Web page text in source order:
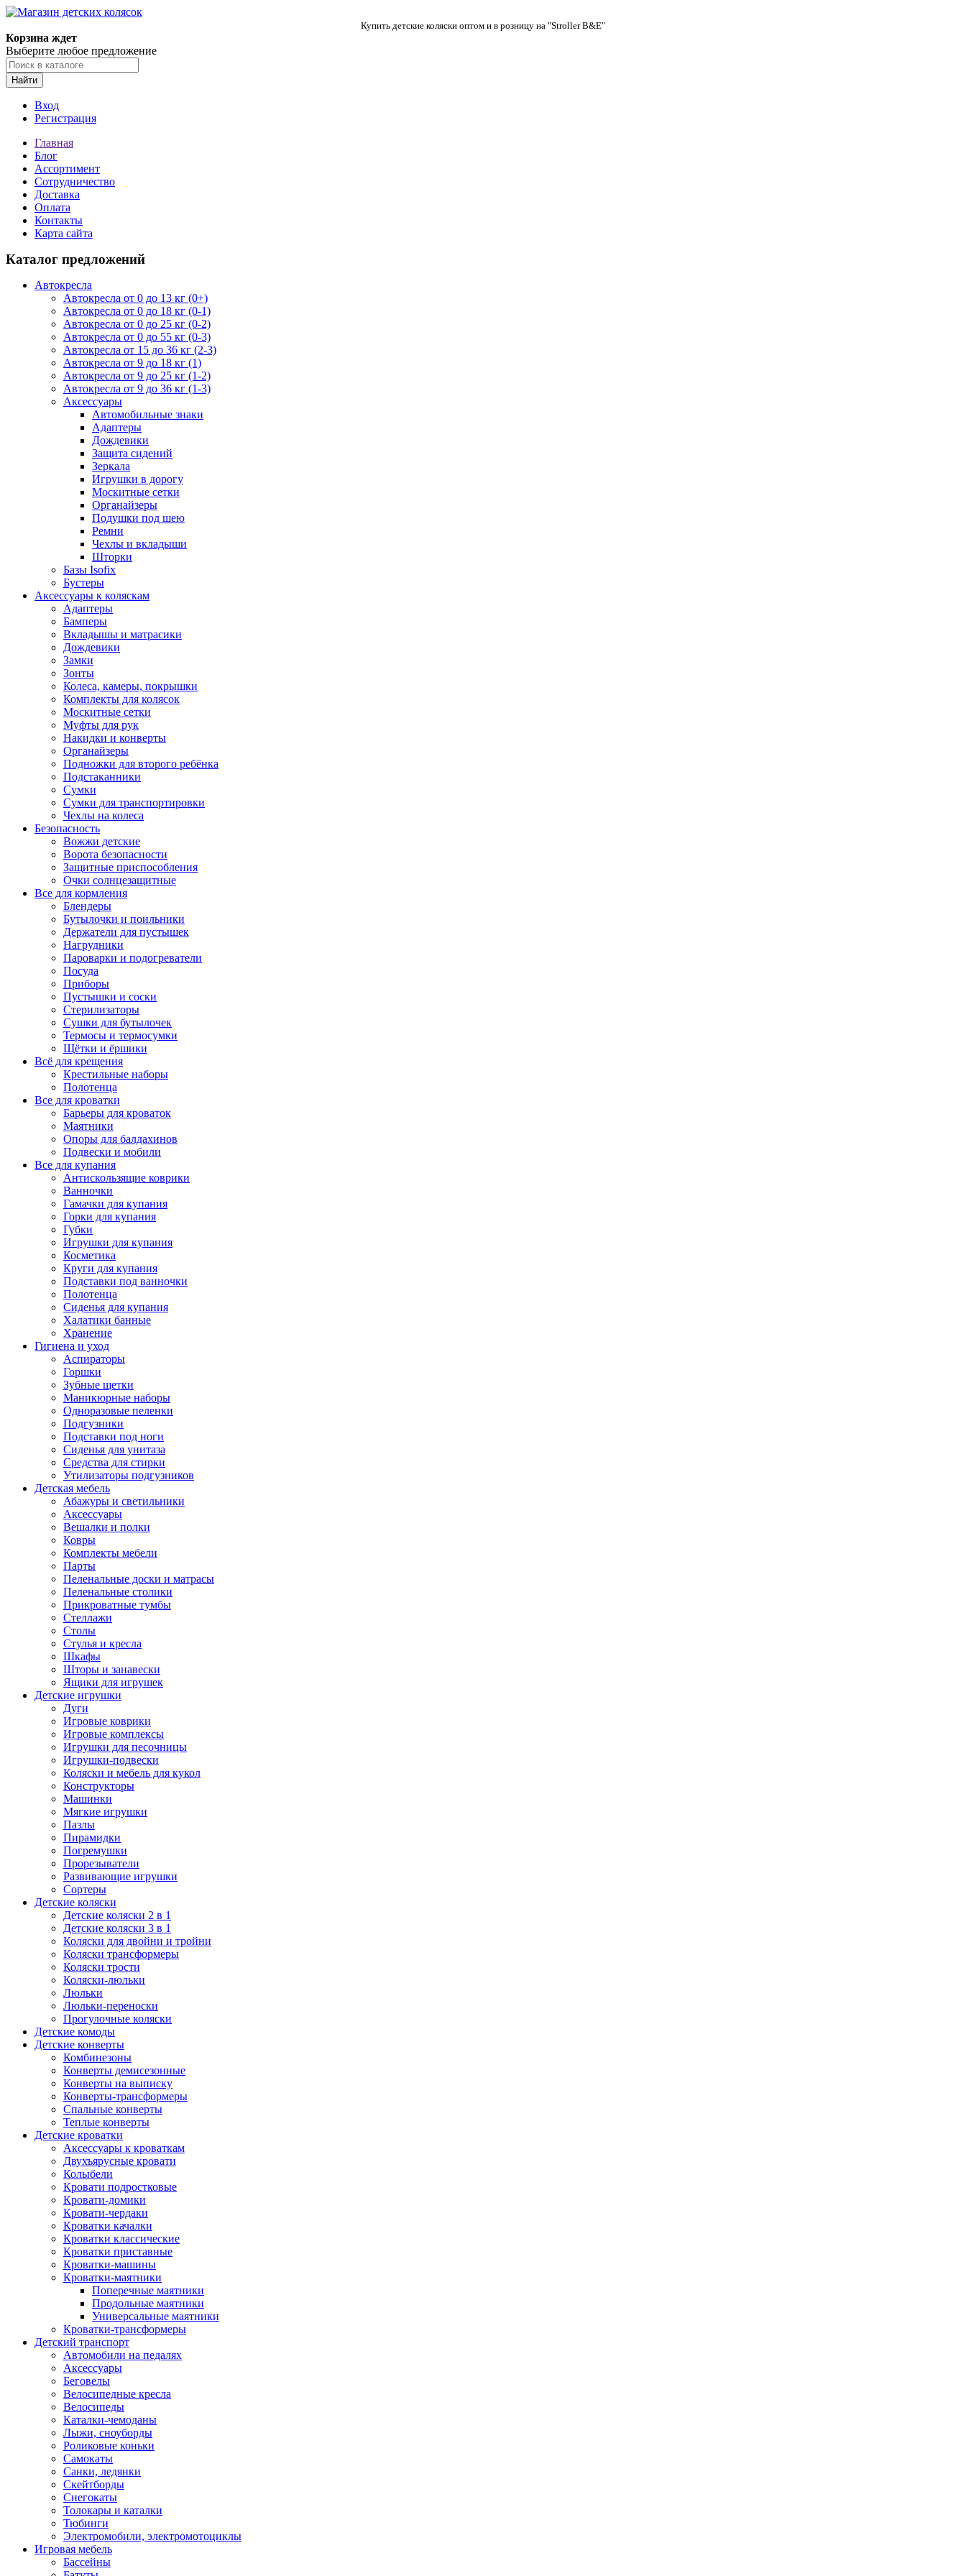
Купить детские коляски оптом и в розницу на "Stroller B&E"
Корзина ждет
Выберите любое предложение
Найти
Вход
Регистрация
Главная
Блог
Ассортимент
Сотрудничество
Доставка
Оплата
Контакты
Карта сайта
Каталог предложений
Автокресла
Автокресла от 0 до 13 кг (0+)
Автокресла от 0 до 18 кг (0-1)
Автокресла от 0 до 25 кг (0-2)
Автокресла от 0 до 55 кг (0-3)
Автокресла от 15 до 36 кг (2-3)
Автокресла от 9 до 18 кг (1)
Автокресла от 9 до 25 кг (1-2)
Автокресла от 9 до 36 кг (1-3)
Аксессуары
Автомобильные знаки
Адаптеры
Дождевики
Защита сидений
Зеркала
Игрушки в дорогу
Москитные сетки
Органайзеры
Подушки под шею
Ремни
Чехлы и вкладыши
Шторки
Базы Isofix
Бустеры
Аксессуары к коляскам
Адаптеры
Бамперы
Вкладышы и матрасики
Дождевики
Замки
Зонты
Колеса, камеры, покрышки
Комплекты для колясок
Москитные сетки
Муфты для рук
Накидки и конверты
Органайзеры
Подножки для второго ребёнка
Подстаканники
Сумки
Сумки для транспортировки
Чехлы на колеса
Безопасность
Вожжи детские
Ворота безопасности
Защитные приспособления
Очки солнцезащитные
Все для кормления
Блендеры
Бутылочки и поильники
Держатели для пустышек
Нагрудники
Пароварки и подогреватели
Посуда
Приборы
Пустышки и соски
Стерилизаторы
Сушки для бутылочек
Термосы и термосумки
Щётки и ёршики
Всё для крещения
Крестильные наборы
Полотенца
Все для кроватки
Барьеры для кроваток
Маятники
Опоры для балдахинов
Подвески и мобили
Все для купания
Антискользящие коврики
Ванночки
Гамачки для купания
Горки для купания
Губки
Игрушки для купания
Косметика
Круги для купания
Подставки под ванночки
Полотенца
Сиденья для купания
Халатики банные
Хранение
Гигиена и уход
Аспираторы
Горшки
Зубные щетки
Маникюрные наборы
Одноразовые пеленки
Подгузники
Подставки под ноги
Сиденья для унитаза
Средства для стирки
Утилизаторы подгузников
Детская мебель
Абажуры и светильники
Аксессуары
Вешалки и полки
Ковры
Комплекты мебели
Парты
Пеленальные доски и матрасы
Пеленальные столики
Прикроватные тумбы
Стеллажи
Столы
Стулья и кресла
Шкафы
Шторы и занавески
Ящики для игрушек
Детские игрушки
Дуги
Игровые коврики
Игровые комплексы
Игрушки для песочницы
Игрушки-подвески
Коляски и мебель для кукол
Конструкторы
Машинки
Мягкие игрушки
Пазлы
Пирамидки
Погремушки
Прорезыватели
Развивающие игрушки
Сортеры
Детские коляски
Детские коляски 2 в 1
Детские коляски 3 в 1
Коляски для двойни и тройни
Коляски трансформеры
Коляски трости
Коляски-люльки
Люльки
Люльки-переноски
Прогулочные коляски
Детские комоды
Детские конверты
Комбинезоны
Конверты демисезонные
Конверты на выписку
Конверты-трансформеры
Спальные конверты
Теплые конверты
Детские кроватки
Аксессуары к кроваткам
Двухъярусные кровати
Колыбели
Кровати подростковые
Кровати-домики
Кровати-чердаки
Кроватки качалки
Кроватки классические
Кроватки приставные
Кроватки-машины
Кроватки-маятники
Поперечные маятники
Продольные маятники
Универсальные маятники
Кроватки-трансформеры
Детский транспорт
Автомобили на педалях
Аксессуары
Беговелы
Велосипедные кресла
Велосипеды
Каталки-чемоданы
Лыжи, сноуборды
Роликовые коньки
Самокаты
Санки, ледянки
Скейтборды
Снегокаты
Толокары и каталки
Тюбинги
Электромобили, электромотоциклы
Игровая мебель
Бассейны